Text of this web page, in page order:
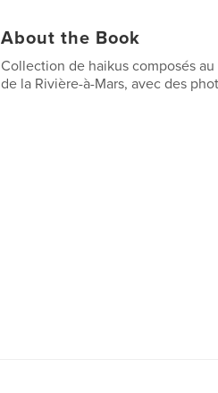
About the Book
Collection de haikus composés
de la Rivière-à-Mars, avec des